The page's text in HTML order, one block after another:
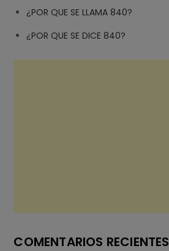
¿POR QUE SE LLAMA 840?
¿POR QUE SE DICE 840?
COMENTARIOS RECIENTES